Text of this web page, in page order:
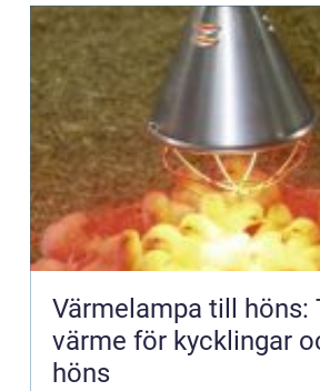
Värmelampa till höns:
värme för kycklingar
höns